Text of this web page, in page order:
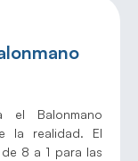
el Balonmano
la realidad. El
8 a 1 para las